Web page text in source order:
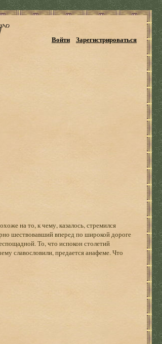
Войти Зарегистрироваться
на то, к чему, казалось, стремился
шествовавший вперед по широкой дороге
То, что испокон столетий
славословили, предается анафеме. Что